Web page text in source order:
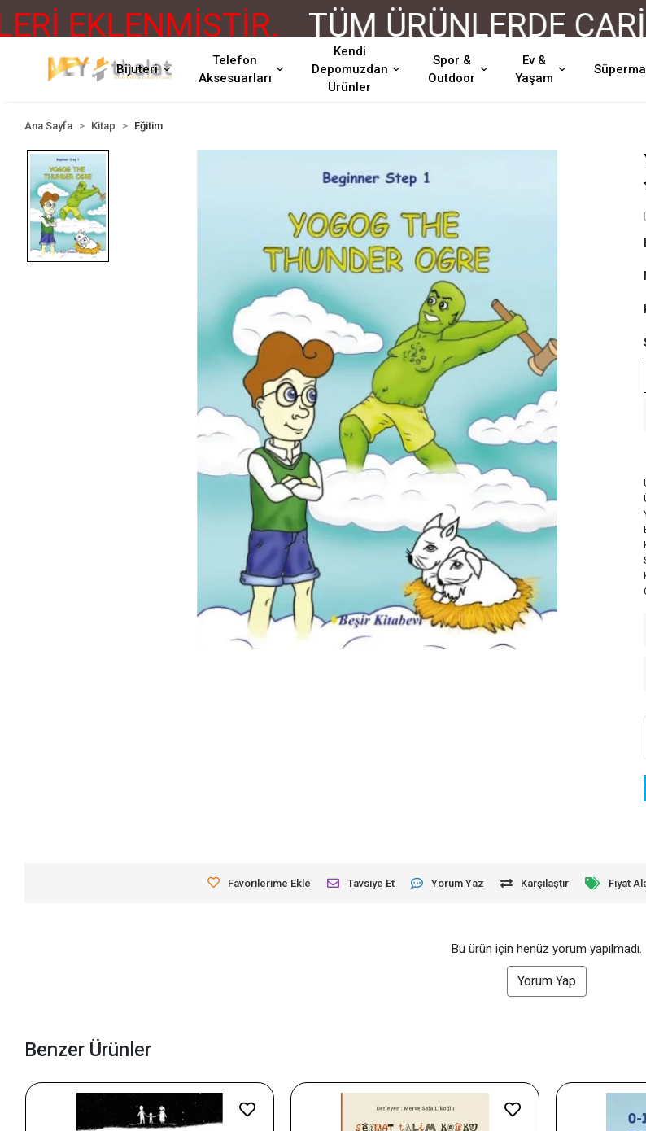
EKLENMİŞTİR. TÜM ÜRÜNLERDE
Bijuteri
Telefon
Aksesuarları
Kendi
Depomuzdan
Ürünler
Spor &
Outdoor
Ev &
Yaşam
Ana Sayfa Kitap Eğitim
Favorilerime Ekle Tavsiye Et Yorum Yaz Karşılaştır Fiyat
Bu ürün için henüz yorum yapılmadı.
Yorum Yap
Benzer Ürünler